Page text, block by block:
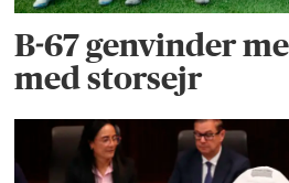
B-67 genvinder
med storsejr